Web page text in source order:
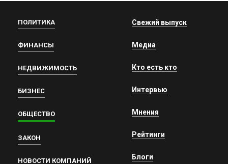
ПОЛИТИКА
ФИНАНСЫ
НЕДВИЖИМОСТЬ
БИЗНЕС
ОБЩЕСТВО
ЗАКОН
НОВОСТИ КОМПАНИЙ
Свежий выпуск
Медиа
Кто есть кто
Интервью
Мнения
Рейтинги
Блоги